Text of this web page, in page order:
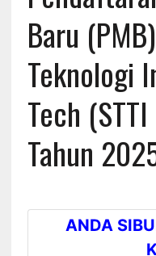
Baru
Teknologi
Tech
Tahun